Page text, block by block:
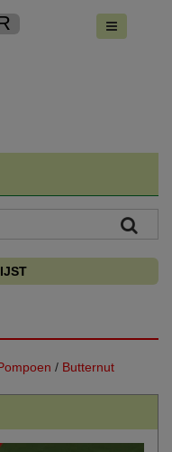
/ Butternut